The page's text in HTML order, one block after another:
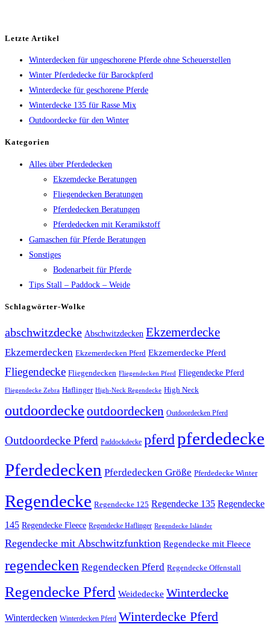
Letzte Artikel
Winterdecken für ungeschorene Pferde ohne Scheuerstellen
Winter Pferdedecke für Barockpferd
Winterdecke für geschorene Pferde
Winterdecke 135 für Rasse Mix
Outdoordecke für den Winter
Kategorien
Alles über Pferdedecken
Ekzemdecke Beratungen
Fliegendecken Beratungen
Pferdedecken Beratungen
Pferdedecken mit Keramikstoff
Gamaschen für Pferde Beratungen
Sonstiges
Bodenarbeit für Pferde
Tips Stall – Paddock – Weide
Schlagwörter-Wolke
abschwitzdecke Abschwitzdecken Ekzemerdecke
Ekzemerdecken Ekzemerdecken Pferd Ekzemerdecke Pferd
Fliegendecke Fliegendecken Fliegendecken Pferd Fliegendecke Pferd
Fliegendecke Zebra Haflinger High-Neck Regendecke High Neck
outdoordecke outdoordecken Outdoordecken Pferd
Outdoordecke Pferd Paddockdecke pferdpferdedecke
Pferdedecken Pferdedecken Größe Pferdedecke Winter
Regendecke Regendecke 125 Regendecke 135 Regendecke
145 Regendecke Fleece Regendecke Haflinger Regendecke Isländer
Regendecke mit Abschwitzfunktion Regendecke mit Fleece
regendecken Regendecken Pferd Regendecke Offenstall
Regendecke Pferd Weidedecke Winterdecke
Winterdecken Winterdecken Pferd Winterdecke Pferd